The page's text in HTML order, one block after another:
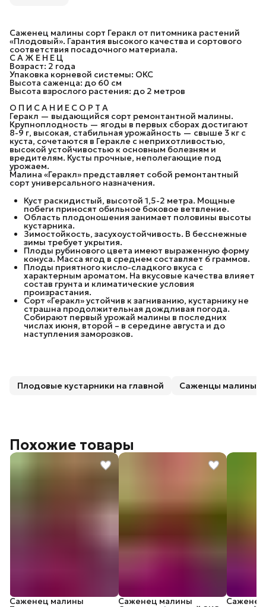
Саженец малины сорт Геракл от питомника растений
«Плодовый». Гарантия высокого качества и сортового
соответствия посадочного материала.
С А Ж Е Н Е Ц
Возраст: 2 года
Упаковка корневой системы: ОКС
Высота саженца: до 60 см
Высота взрослого растения: до 2 метров
О П И С А Н И Е С О Р Т А
Геракл — выдающийся сорт ремонтантной малины.
Крупноплодность — ягоды в первых сборах достигают
8-9 г, высокая, стабильная урожайность — свыше 3 кг с
куста, сочетаются в Геракле с неприхотливостью,
высокой устойчивостью к основным болезням и
вредителям. Кусты прочные, неполегающие под
урожаем.
Малина «Геракл» представляет собой ремонтантный
сорт универсального назначения.
Куст раскидистый, высотой 1,5-2 метра. Мощные
побеги приносят обильное боковое ветвление.
Область плодоношения занимает половины высоты
кустарника.
Зимостойкость, засухоустойчивость. В бесснежные
зимы требует укрытия.
Плоды рубинового цвета имеют выраженную форму
конуса. Масса ягод в среднем составляет 6 граммов.
Плоды приятного кисло-сладкого вкуса с
характерным ароматом. На вкусовые качества влияет
состав грунта и климатические условия
произрастания.
Сорт «Геракл» устойчив к загниванию, кустарнику не
страшна продолжительная дождливая погода.
Собирают первый урожай малины в последних
числах июня, второй – в середине августа и до
наступления заморозков.
Плодовые кустарники на главной Саженцы малины
Похожие товары
Саженец малины Саженец малины